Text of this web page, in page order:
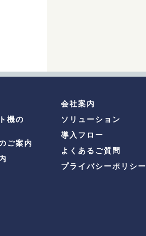
機の
ご案内
会社案内
ソリューション
導入フロー
よくあるご質問
プライバシーポリシー